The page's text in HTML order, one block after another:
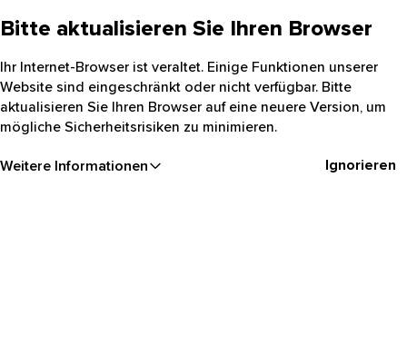
Bitte aktualisieren Sie Ihren Browser
Ihr Internet-Browser ist veraltet. Einige Funktionen unserer
Website sind eingeschränkt oder nicht verfügbar. Bitte
aktualisieren Sie Ihren Browser auf eine neuere Version, um
mögliche Sicherheitsrisiken zu minimieren.
Weitere Informationen Ignorieren